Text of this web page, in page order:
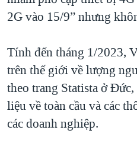
2G vào 15/9” nhưng
Tính đến tháng 1/2023,
trên thế giới về lượng
theo trang Statista ở
liệu về toàn cầu và các
các doanh nghiệp.